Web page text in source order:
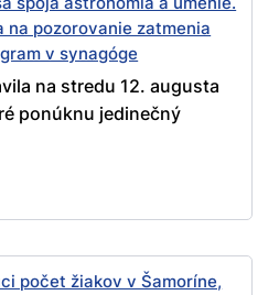
na pozorovanie zatmenia
v synagóge
na stredu 12. augusta
ponúknu jedinečný
počet žiakov v Šamoríne,